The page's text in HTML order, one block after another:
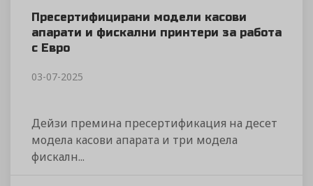
Пресертифицирани модели касови
апарати и фискални принтери за работа
с Евро
03-07-2025
Дейзи премина пресертификация на десет
модела касови апарата и три модела
фискалн...